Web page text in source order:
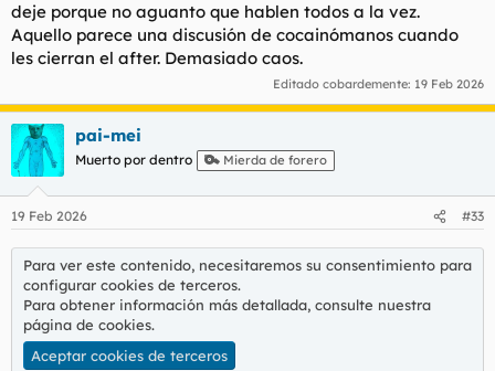
deje porque no aguanto que hablen todos a la vez.
Aquello parece una discusión de cocainómanos cuando
les cierran el after. Demasiado caos.
Editado cobardemente: 19 Feb 2026
pai-mei
Muerto por dentro Mierda de forero
19 Feb 2026 #33
Para ver este contenido, necesitaremos su consentimiento para
configurar cookies de terceros.
Para obtener información más detallada, consulte nuestra
página de cookies.
Aceptar cookies de terceros